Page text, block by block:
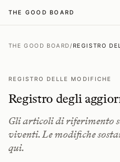
THE GOOD BOARD
THE GOOD BOARD/ REGISTRO
REGISTRO DELLE MODIFICHE
Registro degli
Gli articoli di riferimento
viventi. Le modifiche
qui.